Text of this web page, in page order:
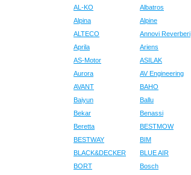
AL-KO
Albatros
Alpina
Alpine
ALTECO
Annovi Reverberi
Aprila
Ariens
AS-Motor
ASILAK
Aurora
AV Engineering
AVANT
BAHO
Baiyun
Ballu
Bekar
Benassi
Beretta
BESTMOW
BESTWAY
BIM
BLACK&DECKER
BLUE AIR
BORT
Bosch